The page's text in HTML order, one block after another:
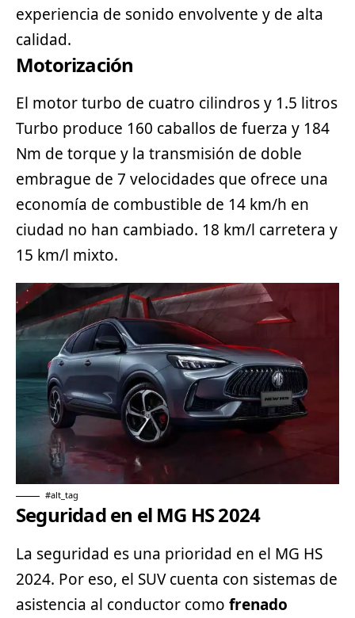
experiencia de sonido envolvente y de alta
calidad.
Motorización
El motor turbo de cuatro cilindros y 1.5 litros
Turbo produce 160 caballos de fuerza y ​​184
Nm de torque y la transmisión de doble
embrague de 7 velocidades que ofrece una
economía de combustible de 14 km/h en
ciudad no han cambiado. 18 km/l carretera y
15 km/l mixto.
#alt_tag
Seguridad en el MG HS 2024
La seguridad es una prioridad en el MG HS
2024. Por eso, el SUV cuenta con sistemas de
asistencia al conductor como frenado